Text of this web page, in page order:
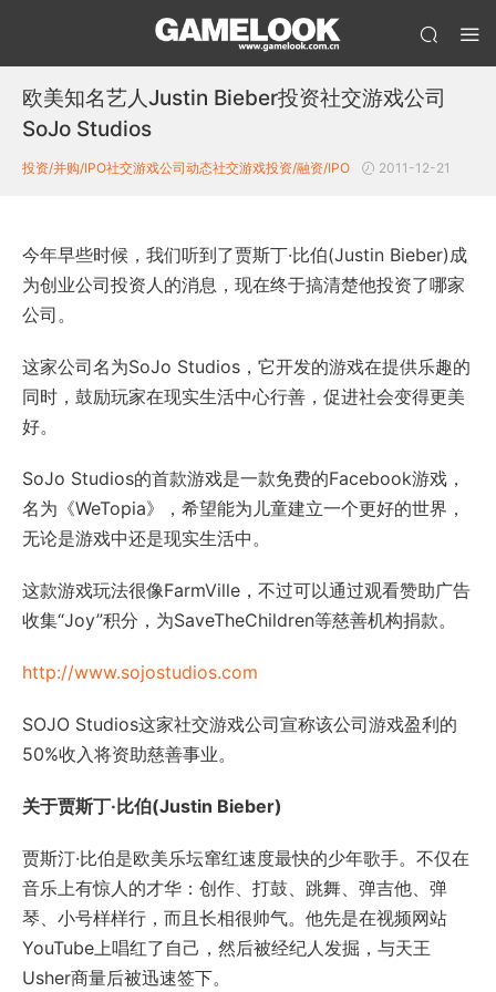
欧美知名艺人Justin Bieber投资社交游戏公司
SoJo Studios
投资/并购/IPO社交游戏公司动态社交游戏投资/融资/IPO 2011-12-21
今年早些时候，我们听到了贾斯丁·比伯(Justin Bieber)成
为创业公司投资人的消息，现在终于搞清楚他投资了哪家
公司。
这家公司名为SoJo Studios，它开发的游戏在提供乐趣的
同时，鼓励玩家在现实生活中心行善，促进社会变得更美
好。
SoJo Studios的首款游戏是一款免费的Facebook游戏，
名为《WeTopia》，希望能为儿童建立一个更好的世界，
无论是游戏中还是现实生活中。
这款游戏玩法很像FarmVille，不过可以通过观看赞助广告
收集“Joy”积分，为SaveTheChildren等慈善机构捐款。
http://www.sojostudios.com
SOJO Studios这家社交游戏公司宣称该公司游戏盈利的
50%收入将资助慈善事业。
关于贾斯丁·比伯(Justin Bieber)
贾斯汀·比伯是欧美乐坛窜红速度最快的少年歌手。不仅在
音乐上有惊人的才华：创作、打鼓、跳舞、弹吉他、弹
琴、小号样样行，而且长相很帅气。他先是在视频网站
YouTube上唱红了自己，然后被经纪人发掘，与天王
Usher商量后被迅速签下。